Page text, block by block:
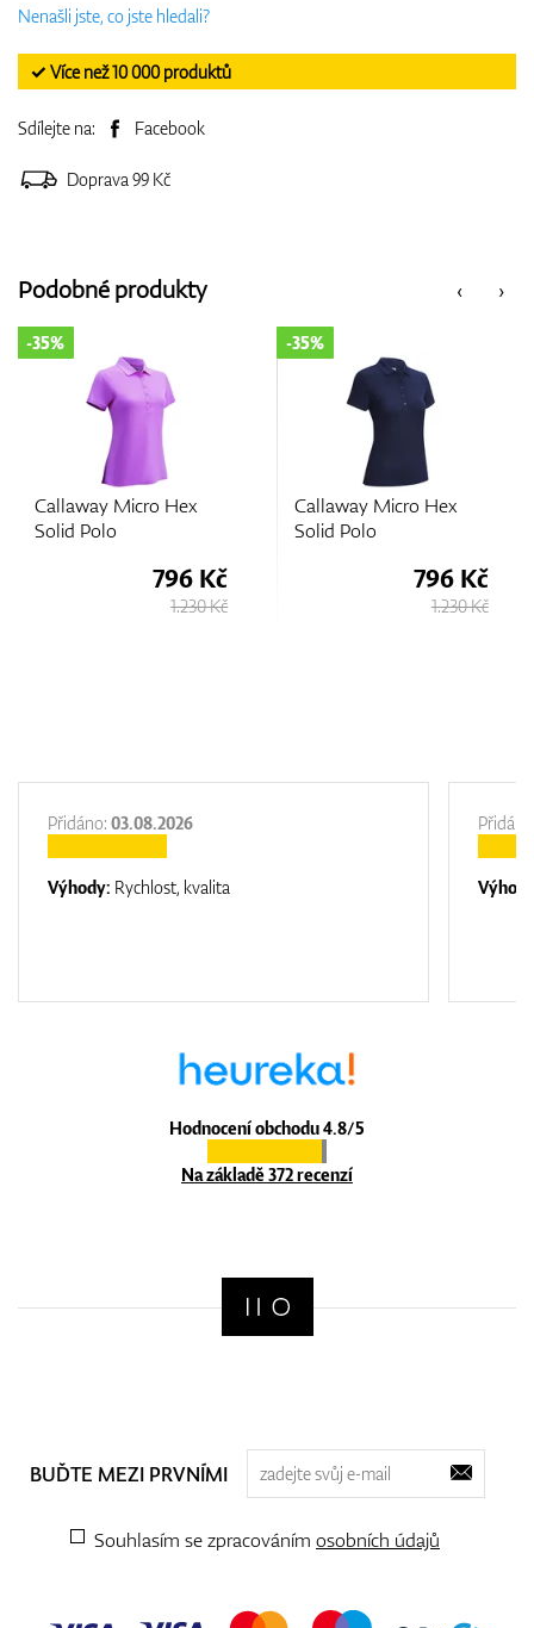
Nenašli jste, co jste hledali?
✓ Více než 10 000 produktů
Sdílejte na: Facebook
Doprava 99 Kč
‹
Podobné produkty ›
Hex
Callaway Micro Hex
Callaway
Hodnocení obchodu 4.8/5
Na základě 372 recenzí
Přidáno: 03.08.2026
Výhody: Rychlost, kvalita
BUĎTE MEZI PRVNÍMI
Souhlasím se zpracováním osobních údajů